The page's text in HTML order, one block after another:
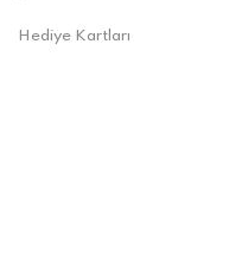
Hediye Kartları